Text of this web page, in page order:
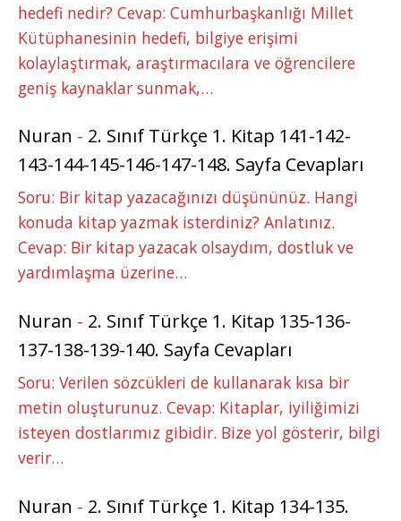
hedefi nedir? Cevap: Cumhurbaşkanlığı Millet
Kütüphanesinin hedefi, bilgiye erişimi
kolaylaştırmak, araştırmacılara ve öğrencilere
geniş kaynaklar sunmak,…
Nuran - 2. Sınıf Türkçe 1. Kitap 141-142-
143-144-145-146-147-148. Sayfa Cevapları
Soru: Bir kitap yazacağınızı düşününüz. Hangi
konuda kitap yazmak isterdiniz? Anlatınız.
Cevap: Bir kitap yazacak olsaydım, dostluk ve
yardımlaşma üzerine…
Nuran - 2. Sınıf Türkçe 1. Kitap 135-136-
137-138-139-140. Sayfa Cevapları
Soru: Verilen sözcükleri de kullanarak kısa bir
metin oluşturunuz. Cevap: Kitaplar, iyiliğimizi
isteyen dostlarımız gibidir. Bize yol gösterir, bilgi
verir…
Nuran - 2. Sınıf Türkçe 1. Kitap 134-135.